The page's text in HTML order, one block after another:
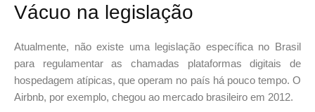
Vácuo na legislação
Atualmente, não existe uma legislação específica no Brasil
para regulamentar as chamadas plataformas digitais de
hospedagem atípicas, que operam no país há pouco tempo. O
Airbnb, por exemplo, chegou ao mercado brasileiro em 2012.